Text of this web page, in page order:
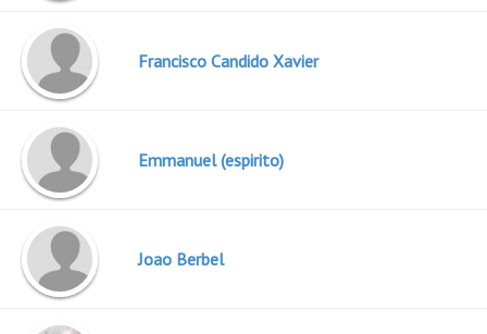
Francisco Candido Xavier
Emmanuel (espirito)
Joao Berbel